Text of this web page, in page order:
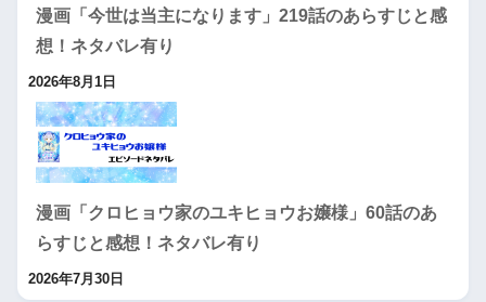
漫画「今世は当主になります」219話のあらすじと感
想！ネタバレ有り
2026年8月1日
漫画「クロヒョウ家のユキヒョウお嬢様」60話のあ
らすじと感想！ネタバレ有り
2026年7月30日